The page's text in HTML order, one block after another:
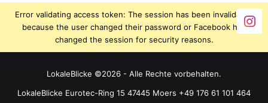
Error validating access token: The session has been invalidated
because the user changed their password or Facebook has
changed the session for security reasons.
LokaleBlicke ©2026 - Alle Rechte vorbehalten.
LokaleBlicke Eurotec-Ring 15 47445 Moers +49 176 61 101 464